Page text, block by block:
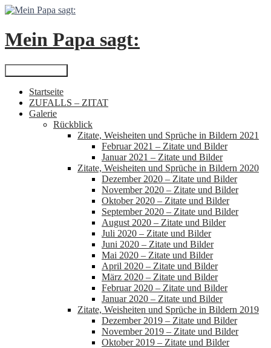
Zum
springen
Mein Papa sagt:
Suchen
Startseite
ZUFALLS – ZITAT
Galerie
Rückblick
Zitate, Weisheiten und Sprüche in Bildern 2021
Februar 2021 – Zitate und Bilder
Januar 2021 – Zitate und Bilder
Zitate, Weisheiten und Sprüche in Bildern 2020
Dezember 2020 – Zitate und Bilder
November 2020 – Zitate und Bilder
Oktober 2020 – Zitate und Bilder
September 2020 – Zitate und Bilder
August 2020 – Zitate und Bilder
Juli 2020 – Zitate und Bilder
Juni 2020 – Zitate und Bilder
Mai 2020 – Zitate und Bilder
April 2020 – Zitate und Bilder
März 2020 – Zitate und Bilder
Februar 2020 – Zitate und Bilder
Januar 2020 – Zitate und Bilder
Zitate, Weisheiten und Sprüche in Bildern 2019
Dezember 2019 – Zitate und Bilder
November 2019 – Zitate und Bilder
Oktober 2019 – Zitate und Bilder